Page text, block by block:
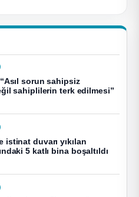
sorun sahipsiz
sahiplilerin terk edilmesi”
istinat duvarı yıkılan
5 katlı bina boşaltıldı